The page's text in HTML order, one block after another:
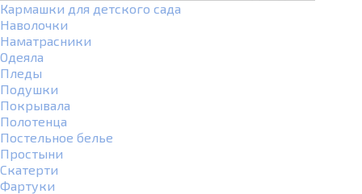
Кармашки для детского сада
Наволочки
Наматрасники
Одеяла
Пледы
Подушки
Покрывала
Полотенца
Постельное белье
Простыни
Скатерти
Фартуки